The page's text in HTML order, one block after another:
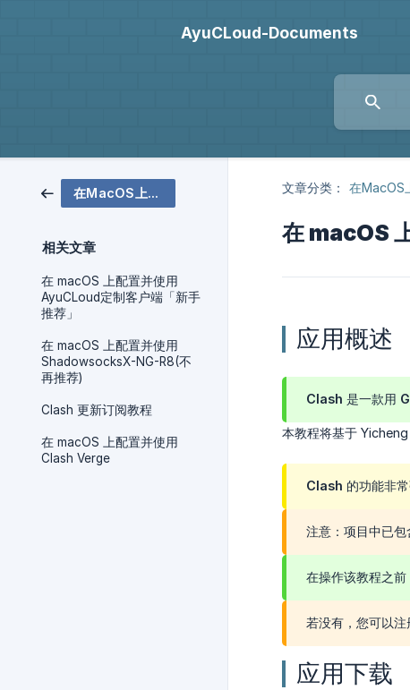
AyuCLoud-Documents
在MacOS上配置
相关文章
在 macOS 上配置并使用
AyuCLoud定制客户端「新手
推荐」
在 macOS 上配置并使用
ShadowsocksX-NG-R8(不
再推荐)
Clash 更新订阅教程
在 macOS 上配置并使用
Clash Verge
文章分类： 在MacOS
在 macOS
应用概述
Clash 是一款用
本教程将基于
Clash 的功能非常
注意：项目中已
在操作该教程之
若没有，您可以
应用下载